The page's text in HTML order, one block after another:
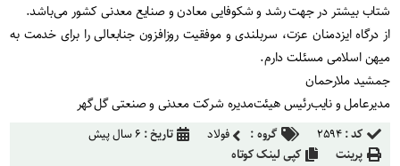
شتاب بیشتر در جهت رشد و شکوفایی معادن و صنایع معدنی کشور می‌باشد.
از درگاه ایزدمنان عزت، سربلندی و موفقیت روزافزون جنابعالی را برای خدمت به
میهن اسلامی مسئلت دارم.
جمشید ملارحمان
مدیرعامل و نایب‌رئیس هیئت‌مدیره شرکت معدنی و صنعتی گل‌گهر
کد :۲۵۹۴ گروه : فولاد تاریخ : ۶ سال پیش
پرینت
کپی لینک کوتاه